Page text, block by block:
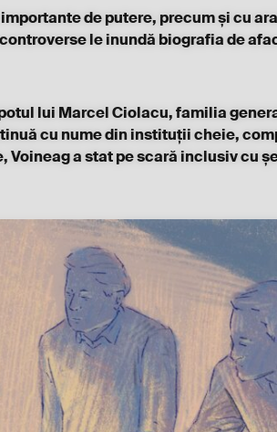
de putere, precum și cu
le inundă biografia de
lui Marcel Ciolacu, familia
cu nume din instituții cheie,
a stat pe scară inclusiv cu